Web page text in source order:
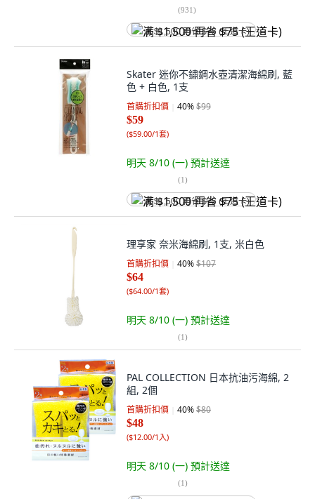
(931)
满 $1,500 再省 $75 (王道卡)
Skater 迷你不鏽鋼水壺清潔海綿刷, 藍
色 + 白色, 1支
首購折扣價 40%$99
$59
($59.00/1套)
明天 8/10 (一) 預計送達
(1)
满 $1,500 再省 $75 (王道卡)
理享家 奈米海綿刷, 1支, 米白色
首購折扣價 40%$107
$64
($64.00/1套)
明天 8/10 (一) 預計送達
(1)
PAL COLLECTION 日本抗油污海綿, 2
組, 2個
首購折扣價 40%$80
$48
($12.00/1入)
明天 8/10 (一) 預計送達
(1)